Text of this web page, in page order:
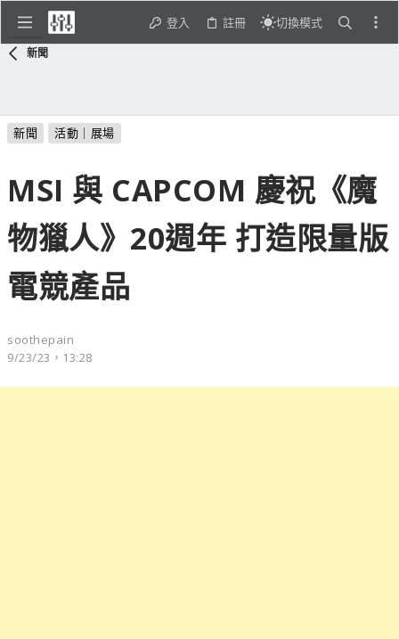
登入 註冊 切換模式
新聞
新聞 活動｜展場
MSI 與 CAPCOM 慶祝《魔
物獵人》20週年 打造限量版
電競產品
soothepain
9/23/23，13:28